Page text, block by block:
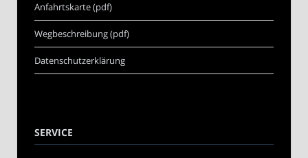
Anfahrtskarte (pdf)
Wegbeschreibung (pdf)
Datenschutzerklärung
SERVICE